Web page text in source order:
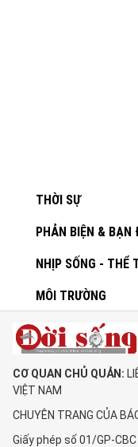
THỜI SỰ
PHẢN BIỆN & BẠN
NHỊP SỐNG - THỂ
MÔI TRƯỜNG
CƠ QUAN CHỦ QUẢN:
VIỆT NAM
CHUYÊN TRANG CỦA
Giấy phép số 01/GP-